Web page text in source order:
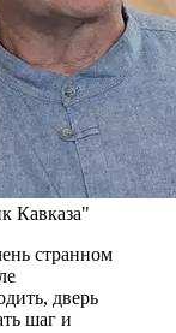
Кавказа"
странном
дверь
шаг и